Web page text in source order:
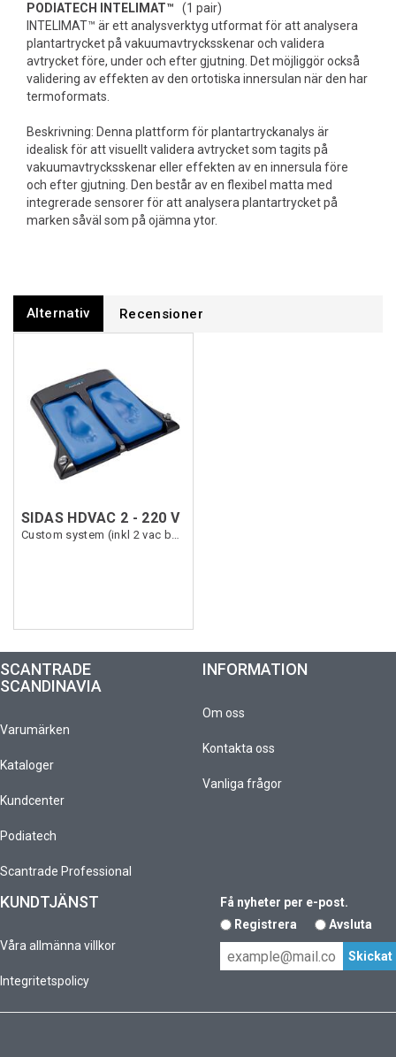
PODIATECH INTELIMAT™
(1 pair)
INTELIMAT™ är ett analysverktyg utformat för att analysera
plantartrycket på vakuumavtrycksskenar och validera
avtrycket före, under och efter gjutning. Det möjliggör också
validering av effekten av den ortotiska innersulan när den har
termoformats.
Beskrivning: Denna plattform för plantartryckanalys är
idealisk för att visuellt validera avtrycket som tagits på
vakuumavtrycksskenar eller effekten av en innersula före
och efter gjutning. Den består av en flexibel matta med
integrerade sensorer för att analysera plantartrycket på
marken såväl som på ojämna ytor.
Alternativ Recensioner
SIDAS HDVAC 2 - 220 V
Custom system (inkl 2 vac bags 2kg)
SCANTRADE
SCANDINAVIA
Varumärken
Kataloger
Kundcenter
Podiatech
Scantrade Professional
INFORMATION
Om oss
Kontakta oss
Vanliga frågor
KUNDTJÄNST
Våra allmänna villkor
Integritetspolicy
Få nyheter per e-post.
Registrera
Avsluta